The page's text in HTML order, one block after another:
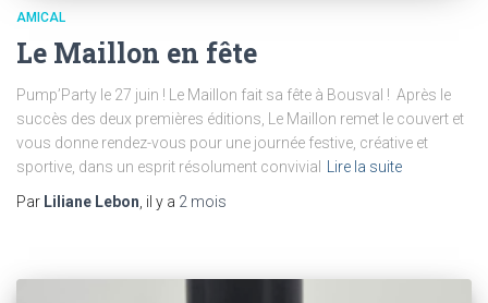
AMICAL
Le Maillon en fête
Pump’Party le 27 juin ! Le Maillon fait sa fête à Bousval ! Après le
succès des deux premières éditions, Le Maillon remet le couvert et
vous donne rendez-vous pour une journée festive, créative et
sportive, dans un esprit résolument convivial
Lire la suite
Par Liliane Lebon , il y a 2 mois